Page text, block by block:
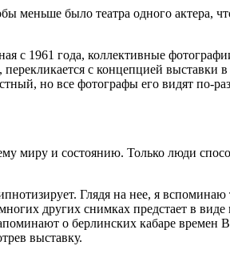
меньше было театра одного актера,
с 1961 года, коллективные
с концепцией выставки
но все фотографы его видят по-
миру и состоянию. Только люди
Глядя на нее, я вспоминаю
других снимках предстает в
о берлинских кабаре времен
выставку.